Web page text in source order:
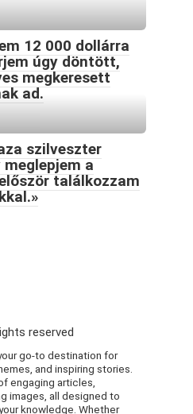
12 000 dollárra
úgy döntött,
megkeresett
ad.
szilveszter
a
találkozzam
reserved
go-to destination for
and inspiring stories.
engaging articles,
images, all designed to
knowledge. Whether